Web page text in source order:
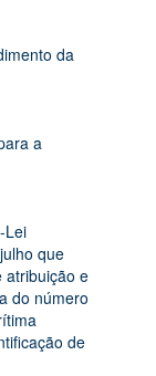
da
a
Lei
que
atribuição e
do número
de